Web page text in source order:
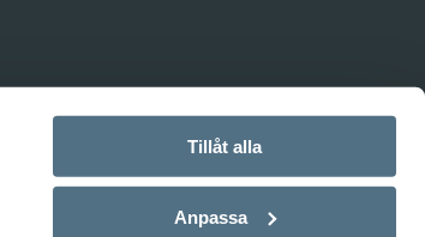
Tillåt alla
Anpassa